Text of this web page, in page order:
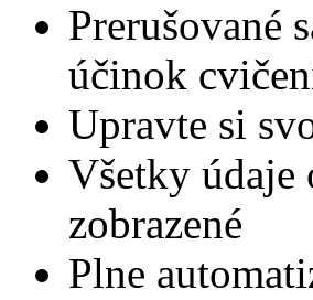
Prerušované
účinok
Upravte si
Všetky údaje
zobrazené
Plne